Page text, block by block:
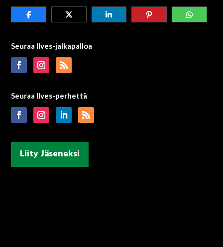
Seuraa Ilves-jalkapalloa
Seuraa Ilves-perhettä
Liity Jäseneksi